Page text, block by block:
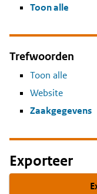
Toon alle
Trefwoorden
Toon alle
Website
Zaakgegevens
Exporteer